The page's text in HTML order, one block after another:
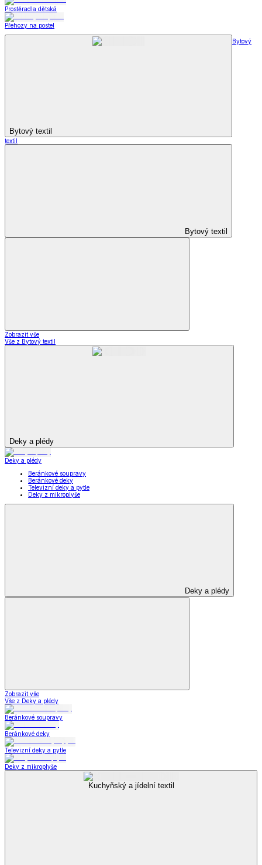
Prostěradla dětská
Přehozy na postel
Bytový textil
Bytový
textil
Bytový textil
Zobrazit vše
Vše z Bytový textil
Deky a plédy
Deky a plédy
Beránkové soupravy
Beránkové deky
Televizní deky a pytle
Deky z mikroplyše
Deky a plédy
Zobrazit vše
Vše z Deky a plédy
Beránkové soupravy
Beránkové deky
Televizní deky a pytle
Deky z mikroplyše
Kuchyňský a jídelní textil